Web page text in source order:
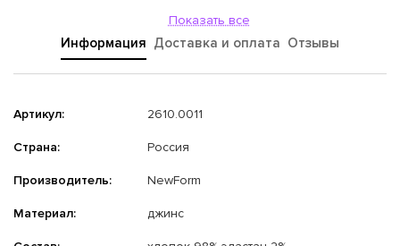
Показать все
Информация Доставка и оплата Отзывы
Артикул: 2610.0011
Страна: Россия
Производитель: NewForm
Материал: джинс